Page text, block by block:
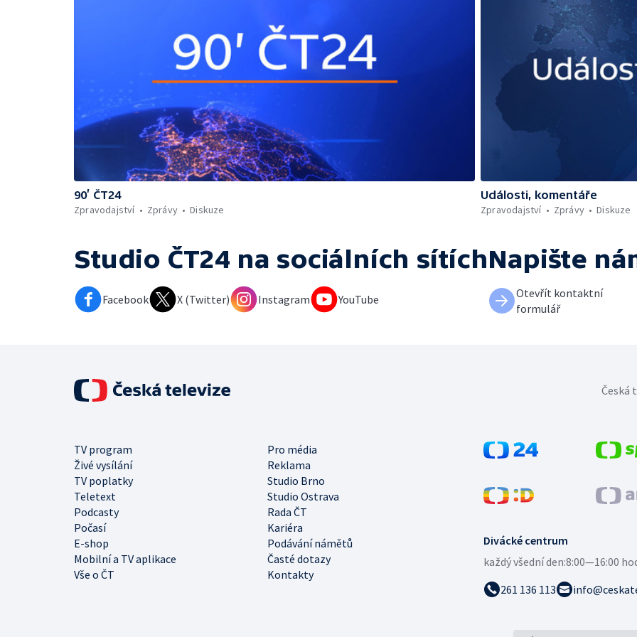
90’ ČT24
Zpravodajství
Zprávy Diskuze
Události, komentáře
Zpravodajství
Zprávy Diskuze
Studio ČT24 na sociálních sítích
Facebook X (Twitter) Instagram YouTube
Napište
Otevřít kontaktní
formulář
Divácké centrum
každý všední den:8:00—16:00
261 136 113
TV program
Pro média
Živé vysílání
Reklama
TV poplatky
Studio Brno
Teletext
Studio Ostrava
Podcasty
Rada ČT
Počasí
Kariéra
E-shop
Podávání námětů
Mobilní a TV aplikace
Časté dotazy
Vše o ČT
Kontakty
Česká